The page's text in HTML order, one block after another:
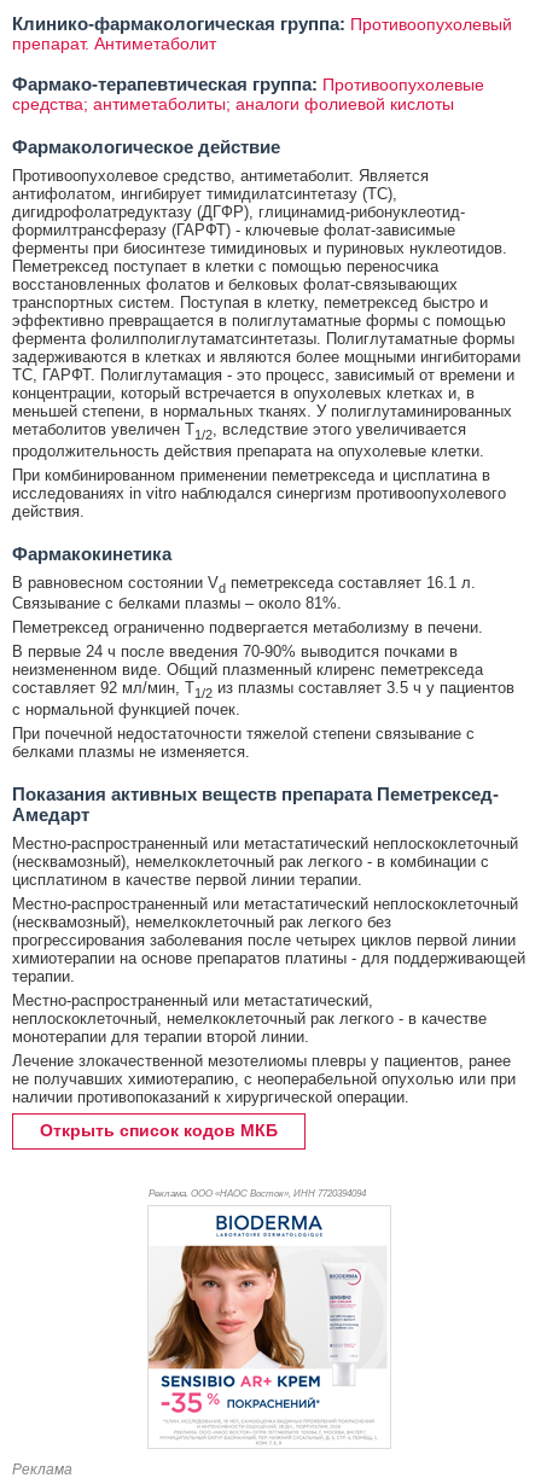
Клинико-фармакологическая группа: Противоопухолевый
препарат. Антиметаболит
Фармако-терапевтическая группа: Противоопухолевые
средства; антиметаболиты; аналоги фолиевой кислоты
Фармакологическое действие
Противоопухолевое средство, антиметаболит. Является
антифолатом, ингибирует тимидилатсинтетазу (TC),
дигидрофолатредуктазу (ДГФР), глицинамид-рибонуклеотид-
формилтрансферазу (ГАРФТ) - ключевые фолат-зависимые
ферменты при биосинтезе тимидиновых и пуриновых нуклеотидов.
Пеметрексед поступает в клетки с помощью переносчика
восстановленных фолатов и белковых фолат-связывающих
транспортных систем. Поступая в клетку, пеметрексед быстро и
эффективно превращается в полиглутаматные формы с помощью
фермента фолилполиглутаматсинтетазы. Полиглутаматные формы
задерживаются в клетках и являются более мощными ингибиторами
ТС, ГАРФТ. Полиглутамация - это процесс, зависимый от времени и
концентрации, который встречается в опухолевых клетках и, в
меньшей степени, в нормальных тканях. У полиглутаминированных
метаболитов увеличен T1/2, вследствие этого увеличивается
продолжительность действия препарата на опухолевые клетки.
При комбинированном применении пеметрекседа и цисплатина в
исследованиях in vitro наблюдался синергизм противоопухолевого
действия.
Фармакокинетика
В равновесном состоянии Vd пеметрекседа составляет 16.1 л.
Связывание с белками плазмы – около 81%.
Пеметрексед ограниченно подвергается метаболизму в печени.
В первые 24 ч после введения 70-90% выводится почками в
неизмененном виде. Общий плазменный клиренс пеметрекседа
составляет 92 мл/мин, T1/2 из плазмы составляет 3.5 ч у пациентов
с нормальной функцией почек.
При почечной недостаточности тяжелой степени связывание с
белками плазмы не изменяется.
Показания активных веществ препарата Пеметрексед-
Амедарт
Местно-распространенный или метастатический неплоскоклеточный
(несквамозный), немелкоклеточный рак легкого - в комбинации с
цисплатином в качестве первой линии терапии.
Местно-распространенный или метастатический неплоскоклеточный
(несквамозный), немелкоклеточный рак легкого без
прогрессирования заболевания после четырех циклов первой линии
химиотерапии на основе препаратов платины - для поддерживающей
терапии.
Местно-распространенный или метастатический,
неплоскоклеточный, немелкоклеточный рак легкого - в качестве
монотерапии для терапии второй линии.
Лечение злокачественной мезотелиомы плевры у пациентов, ранее
не получавших химиотерапию, с неоперабельной опухолью или при
наличии противопоказаний к хирургической операции.
Открыть список кодов МКБ
Реклама. ООО «НАОС Восток», ИНН 7720394094
Реклама